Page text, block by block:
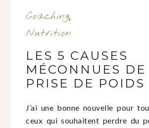
Coaching,
Nutrition
LES 5 CAUSES
MÉCONNUES DE
PRISE DE POIDS
J’ai une bonne nouvelle pour
ceux qui souhaitent perdre du